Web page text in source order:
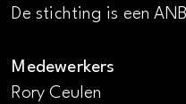
De stichting is een
Medewerkers
Rory Ceulen